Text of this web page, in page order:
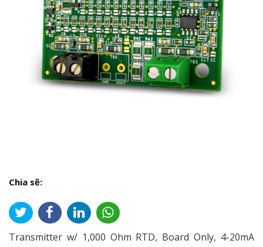
Chia sẽ:
Transmitter w/ 1,000 Ohm RTD, Board Only, 4-20mA